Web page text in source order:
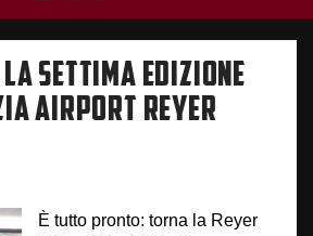
SETTIMA EDIZIONE
AIRPORT REYER
È tutto pronto: torna la Reyer